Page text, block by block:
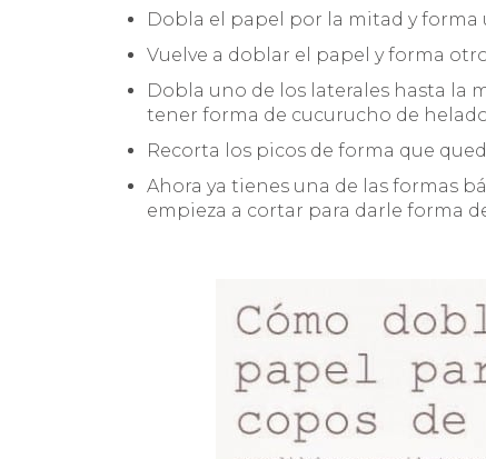
Dobla el papel por la mitad y
Vuelve a doblar el papel y forma
Dobla uno de los laterales hasta la
tener forma de cucurucho de
Recorta los picos de forma que
Ahora ya tienes una de las formas
empieza a cortar para darle forma